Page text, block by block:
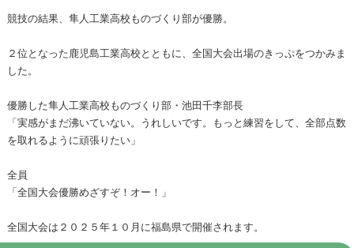
競技の結果、隼人工業高校ものづくり部が優勝。
２位となった鹿児島工業高校とともに、全国大会出場のきっぷをつかみま
した。
優勝した隼人工業高校ものづくり部・池田千李部長
「実感がまだ沸いていない。うれしいです。もっと練習をして、全部点数
を取れるように頑張りたい」
全員
「全国大会優勝めざすぞ！オー！」
全国大会は２０２５年１０月に福島県で開催されます。